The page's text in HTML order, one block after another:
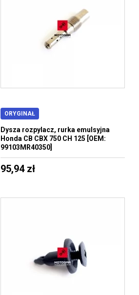
ORYGINAŁ
Dysza rozpylacz, rurka emulsyjna
Honda CB CBX 750 CH 125 [OEM:
99103MR40350]
95,94 zł